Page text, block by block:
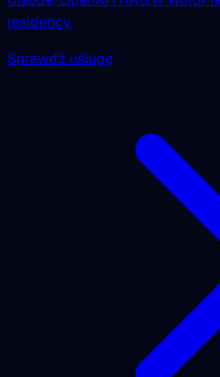
residency.
Sprawdź usługę